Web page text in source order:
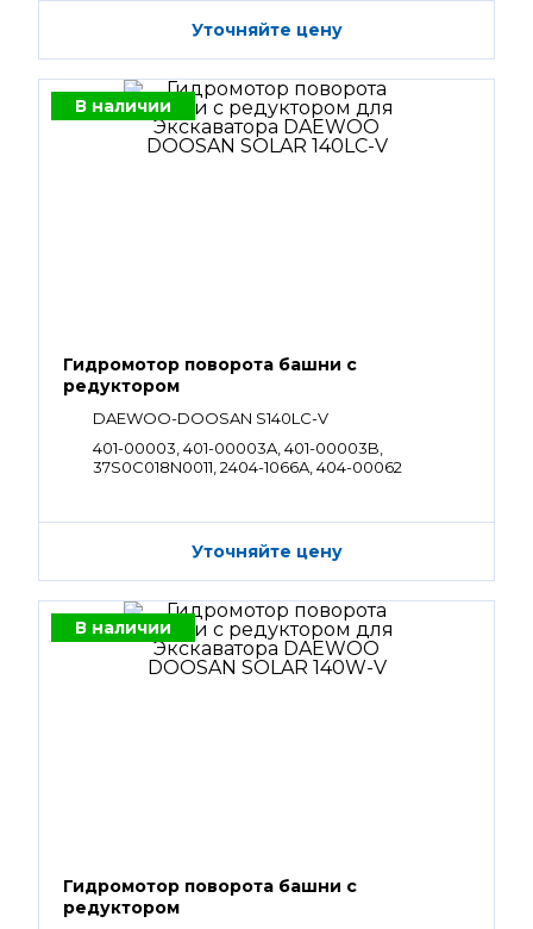
Уточняйте цену
В наличии
Гидромотор поворота башни с
редуктором
DAEWOO-DOOSAN S140LC-V
401-00003, 401-00003A, 401-00003B,
37S0C018N0011, 2404-1066A, 404-00062
Уточняйте цену
В наличии
Гидромотор поворота башни с
редуктором